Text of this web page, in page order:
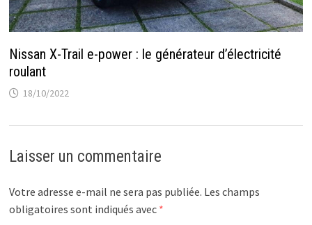
Nissan X-Trail e-power : le générateur d’électricité
roulant
18/10/2022
Laisser un commentaire
Votre adresse e-mail ne sera pas publiée. Les champs
obligatoires sont indiqués avec *